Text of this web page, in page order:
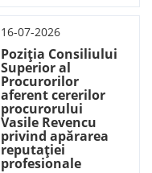
16-07-2026
Poziția Consiliului
Superior al
Procurorilor
aferent cererilor
procurorului
Vasile Revencu
privind apărarea
reputației
profesionale